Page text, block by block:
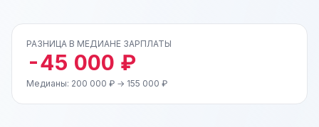
РАЗНИЦА В МЕДИАНЕ ЗАРПЛАТЫ
-45 000 ₽
Медианы: 200 000 ₽ → 155 000 ₽